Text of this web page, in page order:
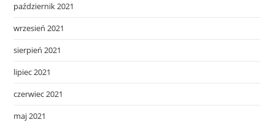
październik 2021
wrzesień 2021
sierpień 2021
lipiec 2021
czerwiec 2021
maj 2021